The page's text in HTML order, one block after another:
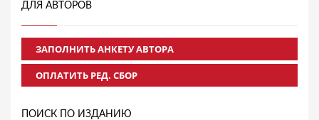
ДЛЯ АВТОРОВ
ЗАПОЛНИТЬ АНКЕТУ АВТОРА
ОПЛАТИТЬ РЕД. СБОР
ПОИСК ПО ИЗДАНИЮ